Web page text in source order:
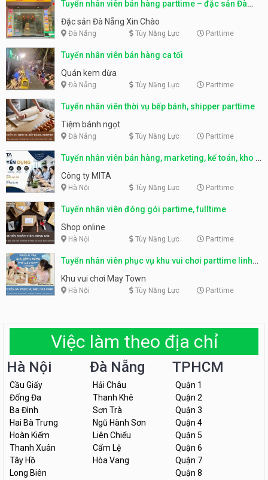
Tuyển nhân viên bán hàng parttime – đặc sản Đà
Nẵng
Đặc sản Đà Nẵng Xin Chào
Đà Nẵng Tùy Năng Lực Parttime
Tuyển nhân viên bán hàng ca tối
Quán kem dừa
Đà Nẵng Tùy Năng Lực Parttime
Tuyển nhân viên thời vụ bếp bánh, shipper parttime
Tiệm bánh ngọt
Đà Nẵng Tùy Năng Lực Parttime
Tuyển nhân viên bán hàng, marketing, kế toán, kho –
parttime, fulltime
Công ty MITA
Hà Nội Tùy Năng Lực Parttime
Tuyển nhân viên đóng gói partime, fulltime
Shop online
Hà Nội Tùy Năng Lực Parttime
Tuyển nhân viên phục vụ khu vui chơi parttime linh
động
Khu vui chơi May Town
Hà Nội Tùy Năng Lực Parttime
Việc làm theo địa chỉ
Hà Nội
Cầu Giấy
Đống Đa
Ba Đình
Hai Bà Trưng
Hoàn Kiếm
Thanh Xuân
Tây Hồ
Long Biên
Đà Nẵng
Hải Châu
Thanh Khê
Sơn Trà
Ngũ Hành Sơn
Liên Chiểu
Cẩm Lệ
Hòa Vang
TPHCM
Quận 1
Quận 2
Quận 3
Quận 4
Quận 5
Quận 6
Quận 7
Quận 8